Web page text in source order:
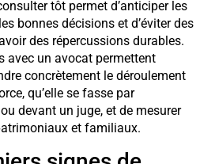
tôt permet d’anticiper les
bonnes décisions et d’éviter des
des répercussions durables.
avec un avocat permettent
concrètement le déroulement
qu’elle se fasse par
devant un juge, et de mesurer
et familiaux.